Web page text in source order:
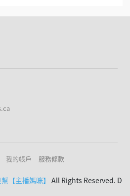
我的帳戶 服務條款
【主播媽咪】 All Rights Reserved. D